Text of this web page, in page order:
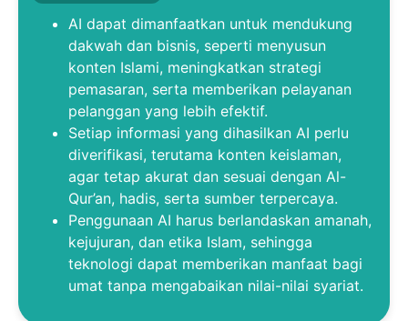
AI dapat dimanfaatkan untuk mendukung
dakwah dan bisnis, seperti menyusun
konten Islami, meningkatkan strategi
pemasaran, serta memberikan pelayanan
pelanggan yang lebih efektif.
Setiap informasi yang dihasilkan AI perlu
diverifikasi, terutama konten keislaman,
agar tetap akurat dan sesuai dengan Al-
Qur’an, hadis, serta sumber terpercaya.
Penggunaan AI harus berlandaskan amanah,
kejujuran, dan etika Islam, sehingga
teknologi dapat memberikan manfaat bagi
umat tanpa mengabaikan nilai-nilai syariat.